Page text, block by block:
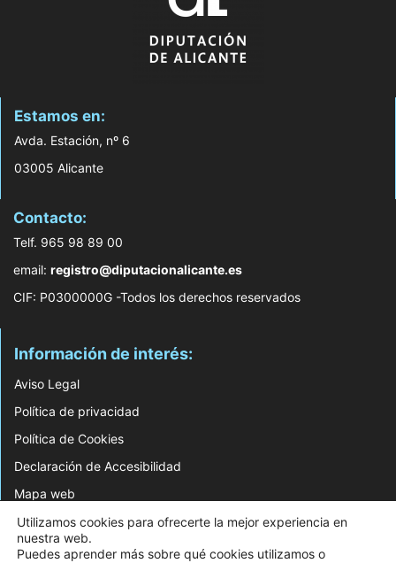
Estamos en:
Avda. Estación, nº 6
03005 Alicante
Contacto:
Telf. 965 98 89 00
email: registro@diputacionalicante.es
CIF: P0300000G -Todos los derechos reservados
Información de interés:
Aviso Legal
Política de privacidad
Política de Cookies
Declaración de Accesibilidad
Mapa web
© 2026 Web Desarrollada por el Servicio de Informática de Diputación de
Alicante
Utilizamos cookies para ofrecerte la mejor experiencia en
nuestra web.
Puedes aprender más sobre qué cookies utilizamos o